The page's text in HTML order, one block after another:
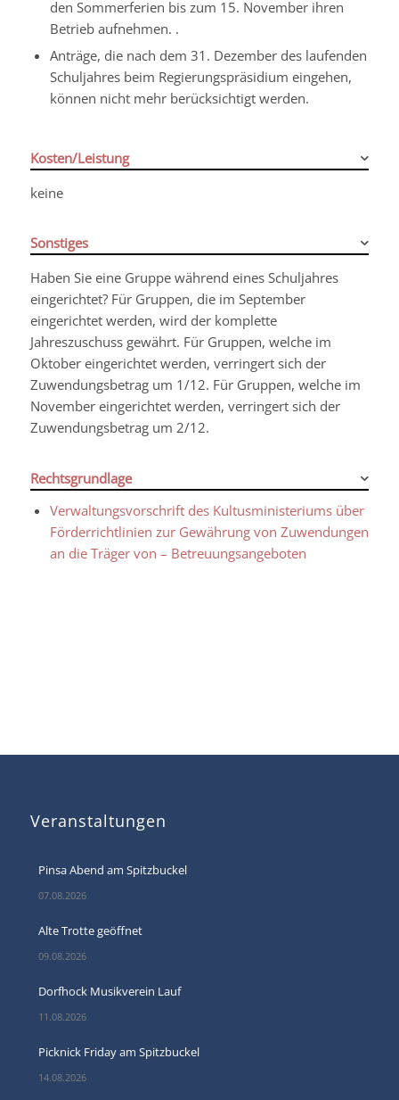
den Sommerferien bis zum 15. November ihren
Betrieb aufnehmen. .
Anträge, die nach dem 31. Dezember des laufenden
Schuljahres beim Regierungspräsidium eingehen,
können nicht mehr berücksichtigt werden.
Kosten/Leistung
keine
Sonstiges
Haben Sie eine Gruppe während eines Schuljahres
eingerichtet? Für Gruppen, die im September
eingerichtet werden, wird der komplette
Jahreszuschuss gewährt. Für Gruppen, welche im
Oktober eingerichtet werden, verringert sich der
Zuwendungsbetrag um 1/12. Für Gruppen, welche im
November eingerichtet werden, verringert sich der
Zuwendungsbetrag um 2/12.
Rechtsgrundlage
Verwaltungsvorschrift des Kultusministeriums über
Förderrichtlinien zur Gewährung von Zuwendungen
an die Träger von – Betreuungsangeboten
Veranstaltungen
Pinsa Abend am Spitzbuckel
07.08.2026
Alte Trotte geöffnet
09.08.2026
Dorfhock Musikverein Lauf
11.08.2026
Picknick Friday am Spitzbuckel
14.08.2026